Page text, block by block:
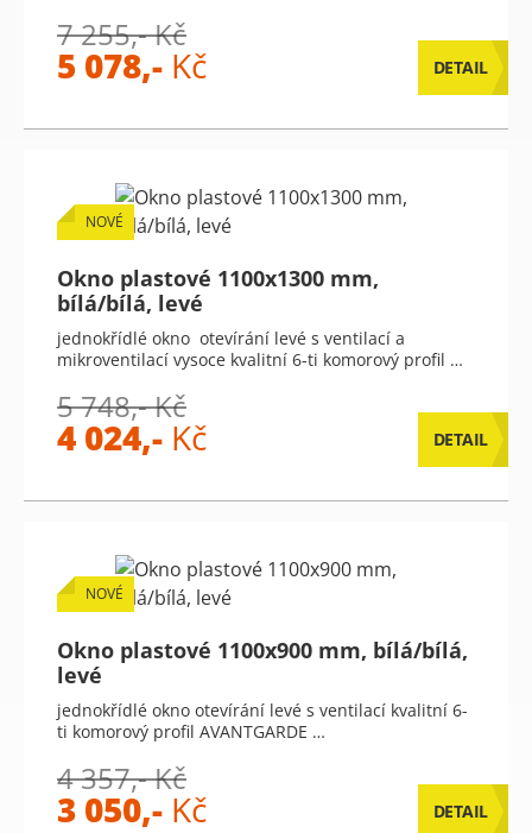
7 255,- Kč
5 078,- Kč DETAIL
NOVÉ
Okno plastové 1100x1300 mm,
bílá/bílá, levé
jednokřídlé okno otevírání levé s ventilací a
mikroventilací vysoce kvalitní 6-ti komorový profil …
5 748,- Kč
4 024,- Kč DETAIL
NOVÉ
Okno plastové 1100x900 mm, bílá/bílá,
levé
jednokřídlé okno otevírání levé s ventilací kvalitní 6-
ti komorový profil AVANTGARDE …
4 357,- Kč
3 050,- Kč DETAIL